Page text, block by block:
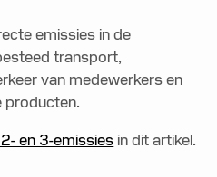
emissies in de
transport,
van medewerkers en
producten.
2- en 3-emissies in dit artikel.